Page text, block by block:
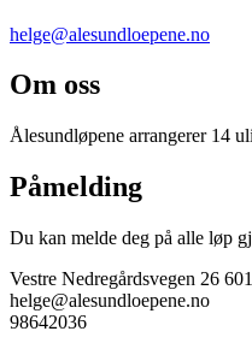
helge@alesundloepene.no
Om oss
Ålesundløpene arrangerer 14
Påmelding
Du kan melde deg på alle løp
Vestre Nedregårdsvegen 26
helge@alesundloepene.no
98642036